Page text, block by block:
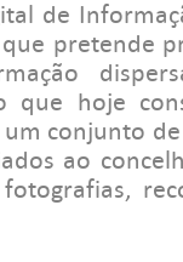
de
pretende
que hoje
conjunto
ao